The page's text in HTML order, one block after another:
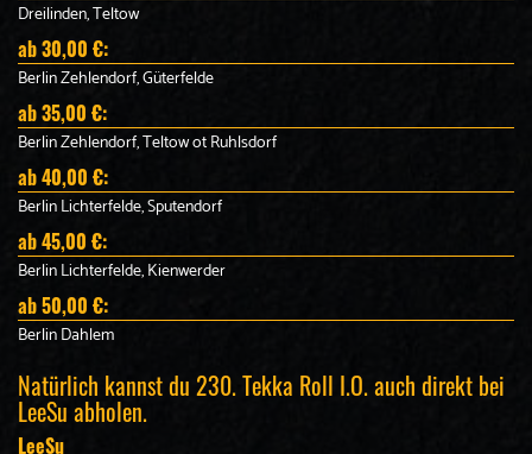
Dreilinden, Teltow
ab 30,00 €:
Berlin Zehlendorf, Güterfelde
ab 35,00 €:
Berlin Zehlendorf, Teltow ot Ruhlsdorf
ab 40,00 €:
Berlin Lichterfelde, Sputendorf
ab 45,00 €:
Berlin Lichterfelde, Kienwerder
ab 50,00 €:
Berlin Dahlem
Natürlich kannst du 230. Tekka Roll I.O. auch direkt bei
LeeSu abholen.
LeeSu